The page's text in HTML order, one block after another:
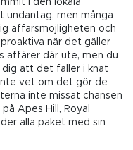
undantag, men många
affärsmöjligheten och
när det gäller
affärer där ute, men du
dig att det faller i knät
vet om det gör de
inte missat chansen
Apes Hill, Royal
alla paket med sin